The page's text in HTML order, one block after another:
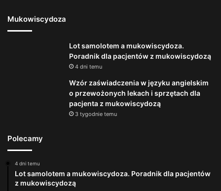
Mukowiscydoza
Lot samolotem a mukowiscydoza.
Poradnik dla pacjentów z mukowiscydozą
4 dni temu
Wzór zaświadczenia w języku angielskim
o przewożonych lekach i sprzętach dla
pacjenta z mukowiscydozą
3 tygodnie temu
Polecamy
4 dni temu
Lot samolotem a mukowiscydoza. Poradnik dla pacjentów
z mukowiscydozą